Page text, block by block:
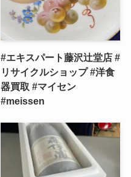
#エキスパート藤沢辻堂店 #
リサイクルショップ #洋食
器買取 #マイセン
#meissen